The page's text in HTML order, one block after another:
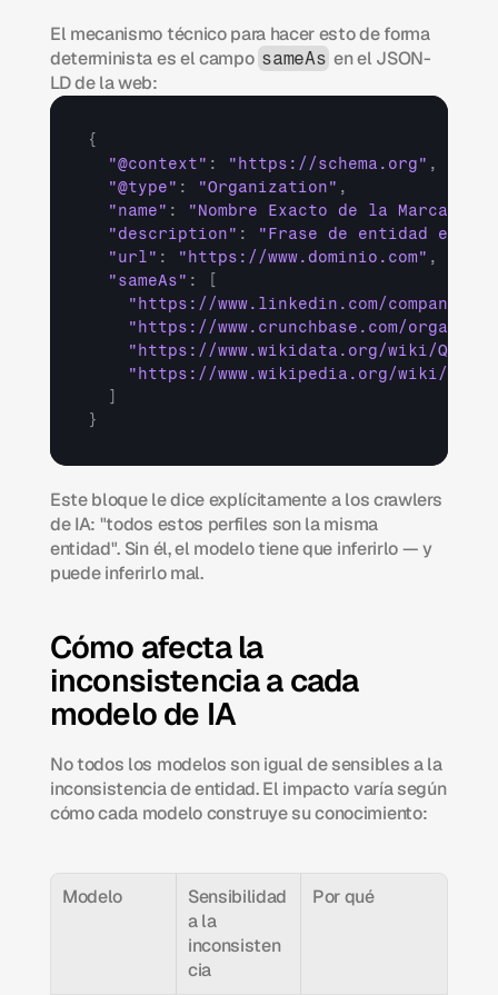
El mecanismo técnico para hacer esto de forma
determinista es el campo sameAs en el JSON-
LD de la web:
{
"@context" : "https://schema.org" ,
"@type" : "Organization" ,
"name" : "Nombre Exacto de la Marca"
"description" :
"Frase de entidad
"url" : "https://www.dominio.com" ,
"sameAs" :
"https://www.linkedin.com/company/
"https://www.crunchbase.com/
"https://www.wikidata.org/wiki/Q..."
"https://www.wikipedia.org/wiki/
}
Este bloque le dice explícitamente a los crawlers
de IA: "todos estos perfiles son la misma
entidad". Sin él, el modelo tiene que inferirlo — y
puede inferirlo mal.
Cómo afecta la
inconsistencia a cada
modelo de IA
No todos los modelos son igual de sensibles a la
inconsistencia de entidad. El impacto varía según
cómo cada modelo construye su conocimiento:
Modelo
Sensibilidad
a la
inconsisten
cia
Por qué